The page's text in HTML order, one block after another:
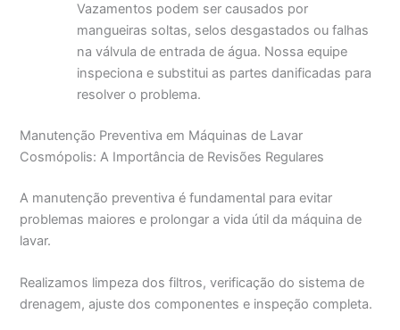
Vazamentos podem ser causados por
mangueiras soltas, selos desgastados ou falhas
na válvula de entrada de água. Nossa equipe
inspeciona e substitui as partes danificadas para
resolver o problema.
Manutenção Preventiva em Máquinas de Lavar
Cosmópolis: A Importância de Revisões Regulares
A manutenção preventiva é fundamental para evitar
problemas maiores e prolongar a vida útil da máquina de
lavar.
Realizamos limpeza dos filtros, verificação do sistema de
drenagem, ajuste dos componentes e inspeção completa.